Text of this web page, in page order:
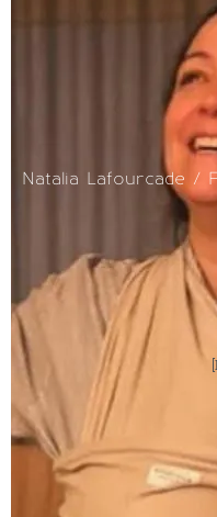
Natalia Lafourcade /